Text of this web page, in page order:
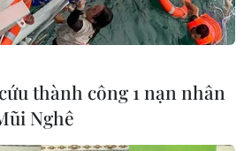
thành công 1 nạn nhân
Nghê